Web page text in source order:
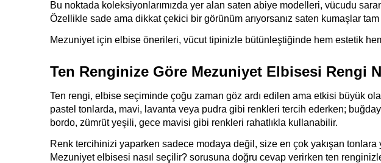
Bu noktada koleksiyonlarımızda yer alan saten abiye modelleri, vücudu
Özellikle sade ama dikkat çekici bir görünüm arıyorsanız saten kumaşlar
Mezuniyet için elbise önerileri, vücut tipinizle bütünleştiğinde hem estetik
Ten Renginize Göre Mezuniyet Elbisesi Rengi
Ten rengi, elbise seçiminde çoğu zaman göz ardı edilen ama etkisi büyük
pastel tonlarda, mavi, lavanta veya pudra gibi renkleri tercih ederken;
bordo, zümrüt yeşili, gece mavisi gibi renkleri rahatlıkla kullanabilir.
Renk tercihinizi yaparken sadece modaya değil, size en çok yakışan
Mezuniyet elbisesi nasıl seçilir? sorusuna doğru cevap verirken ten